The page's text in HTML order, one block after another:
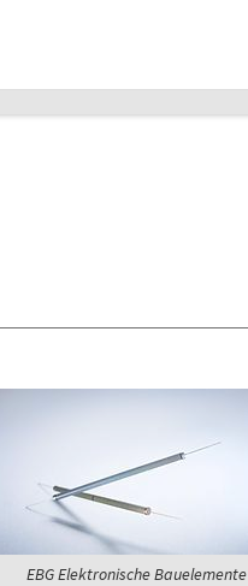
EBG Elektronische Bauelemente